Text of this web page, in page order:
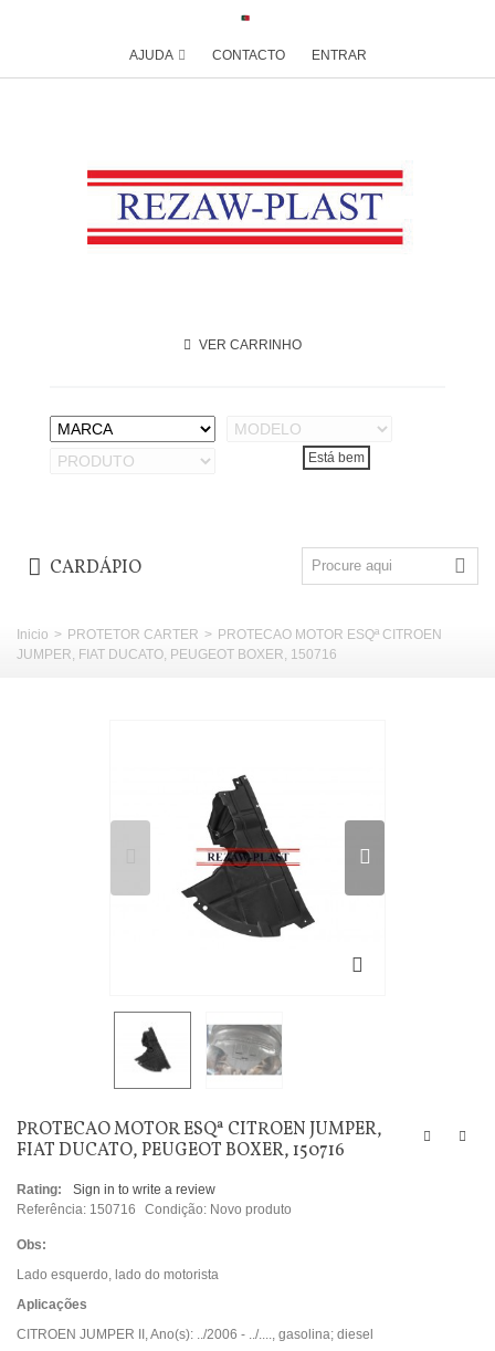
AJUDA CONTACTO ENTRAR
VER CARRINHO
CARDÁPIO
Inicio > PROTETOR CARTER > PROTECAO MOTOR ESQª CITROEN
JUMPER, FIAT DUCATO, PEUGEOT BOXER, 150716
PROTECAO MOTOR ESQª CITROEN JUMPER,
FIAT DUCATO, PEUGEOT BOXER, 150716
Rating:
Sign in to write a review
Referência: 150716 Condição: Novo produto
Obs:
Lado esquerdo, lado do motorista
Aplicações
CITROEN JUMPER II, Ano(s): ../2006 - ../...., gasolina; diesel